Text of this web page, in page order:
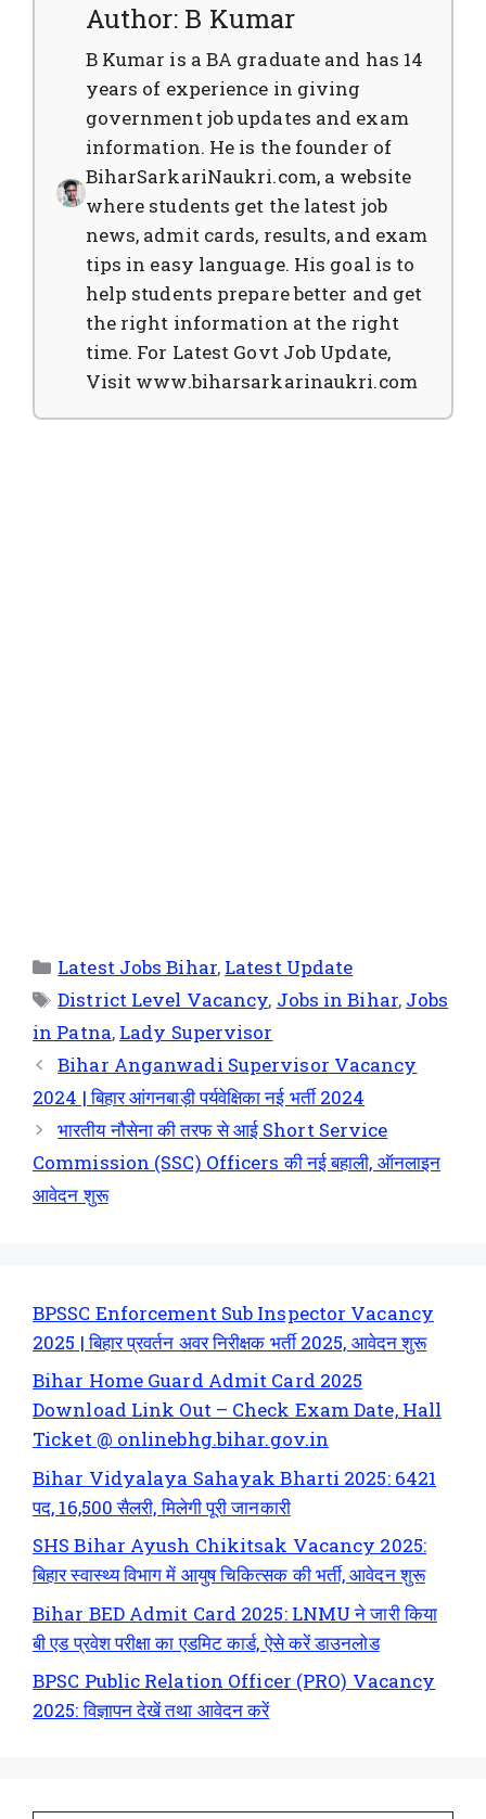
Author: B Kumar
B Kumar is a BA graduate and has 14
years of experience in giving
government job updates and exam
information. He is the founder of
BiharSarkariNaukri.com, a website
where students get the latest job
news, admit cards, results, and exam
tips in easy language. His goal is to
help students prepare better and get
the right information at the right
time. For Latest Govt Job Update,
Visit www.biharsarkarinaukri.com
Latest Jobs Bihar, Latest Update
District Level Vacancy, Jobs in Bihar, Jobs
in Patna, Lady Supervisor
Bihar Anganwadi Supervisor Vacancy
2024 | बिहार आंगनबाड़ी पर्यवेक्षिका नई भर्ती 2024
भारतीय नौसेना की तरफ से आई Short Service
Commission (SSC) Officers की नई बहाली, ऑनलाइन
आवेदन शुरू
BPSSC Enforcement Sub Inspector Vacancy
2025 | बिहार प्रवर्तन अवर निरीक्षक भर्ती 2025, आवेदन शुरू
Bihar Home Guard Admit Card 2025
Download Link Out – Check Exam Date, Hall
Ticket @ onlinebhg.bihar.gov.in
Bihar Vidyalaya Sahayak Bharti 2025: 6421
पद, 16,500 सैलरी, मिलेगी पूरी जानकारी
SHS Bihar Ayush Chikitsak Vacancy 2025:
बिहार स्वास्थ्य विभाग में आयुष चिकित्सक की भर्ती, आवेदन शुरू
Bihar BED Admit Card 2025: LNMU ने जारी किया
बी एड प्रवेश परीक्षा का एडमिट कार्ड, ऐसे करें डाउनलोड
BPSC Public Relation Officer (PRO) Vacancy
2025: विज्ञापन देखें तथा आवेदन करें